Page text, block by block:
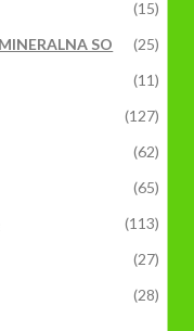
(15)
SO
(25)
(11)
(127)
(62)
(65)
(113)
(27)
(28)